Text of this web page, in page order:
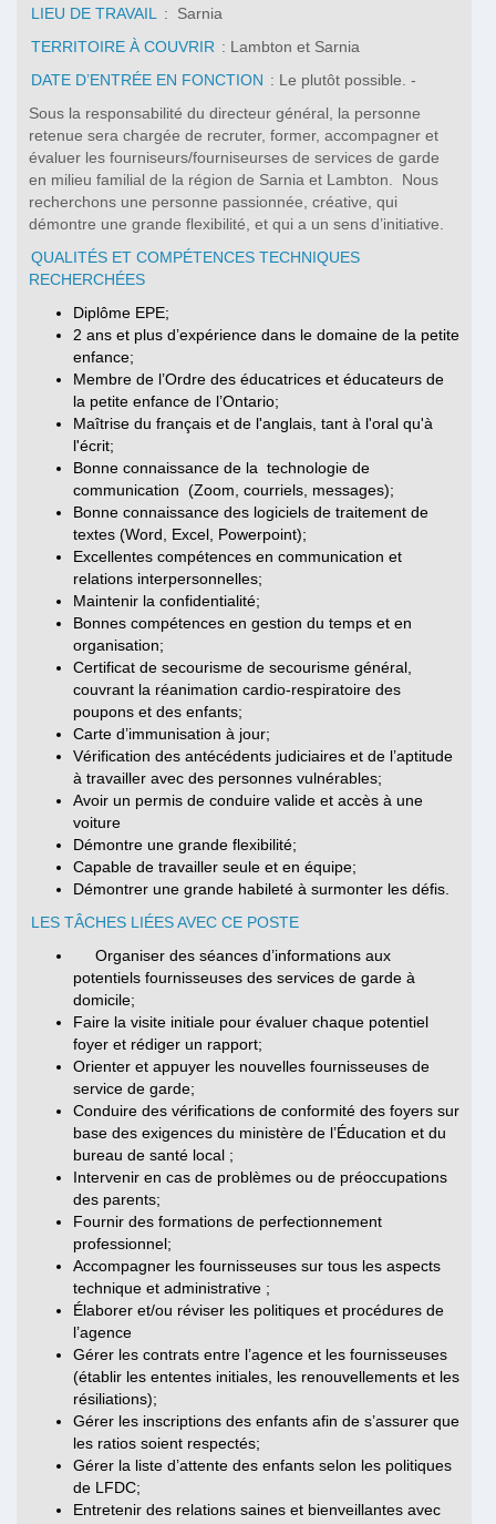
LIEU DE TRAVAIL
: Sarnia
TERRITOIRE À COUVRIR : Lambton et Sarnia
DATE D’ENTRÉE EN FONCTION : Le plutôt possible. -
Sous la responsabilité du directeur général, la personne
retenue sera chargée de recruter, former, accompagner et
évaluer les fourniseurs/fourniseurses de services de garde
en milieu familial de la région de Sarnia et Lambton. Nous
recherchons une personne passionnée, créative, qui
démontre une grande flexibilité, et qui a un sens d’initiative.
QUALITÉS ET COMPÉTENCES TECHNIQUES
RECHERCHÉES
Diplôme EPE;
2 ans et plus d’expérience dans le domaine de la petite
enfance;
Membre de l’Ordre des éducatrices et éducateurs de
la petite enfance de l’Ontario;
Maîtrise du français et de l'anglais, tant à l'oral qu'à
l'écrit;
Bonne connaissance de la technologie de
communication (Zoom, courriels, messages);
Bonne connaissance des logiciels de traitement de
textes (Word, Excel, Powerpoint);
Excellentes compétences en communication et
relations interpersonnelles;
Maintenir la confidentialité;
Bonnes compétences en gestion du temps et en
organisation;
Certificat de secourisme de secourisme général,
couvrant la réanimation cardio-respiratoire des
poupons et des enfants;
Carte d’immunisation à jour;
Vérification des antécédents judiciaires et de l’aptitude
à travailler avec des personnes vulnérables;
Avoir un permis de conduire valide et accès à une
voiture
Démontre une grande flexibilité;
Capable de travailler seule et en équipe;
Démontrer une grande habileté à surmonter les défis.
LES TÂCHES LIÉES AVEC CE POSTE
Organiser des séances d’informations aux
potentiels fournisseuses des services de garde à
domicile;
Faire la visite initiale pour évaluer chaque potentiel
foyer et rédiger un rapport;
Orienter et appuyer les nouvelles fournisseuses de
service de garde;
Conduire des vérifications de conformité des foyers sur
base des exigences du ministère de l’Éducation et du
bureau de santé local ;
Intervenir en cas de problèmes ou de préoccupations
des parents;
Fournir des formations de perfectionnement
professionnel;
Accompagner les fournisseuses sur tous les aspects
technique et administrative ;
Élaborer et/ou réviser les politiques et procédures de
l’agence
Gérer les contrats entre l’agence et les fournisseuses
(établir les ententes initiales, les renouvellements et les
résiliations);
Gérer les inscriptions des enfants afin de s’assurer que
les ratios soient respectés;
Gérer la liste d’attente des enfants selon les politiques
de LFDC;
Entretenir des relations saines et bienveillantes avec